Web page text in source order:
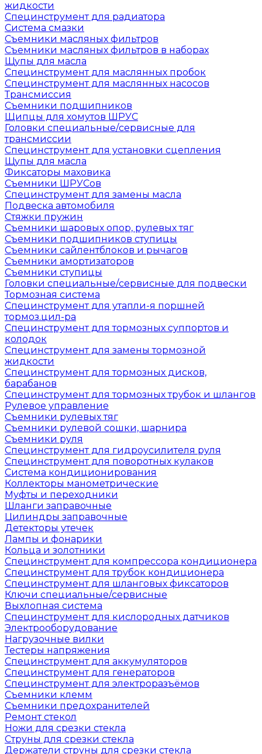
жидкости
Специнструмент для радиатора
Система смазки
Съемники масляных фильтров
Съемники масляных фильтров в наборах
Щупы для масла
Специнструмент для маслянных пробок
Специнструмент для маслянных насосов
Трансмиссия
Съемники подшипников
Щипцы для хомутов ШРУС
Головки специальные/сервисные для
трансмиссии
Специнструмент для установки сцепления
Щупы для масла
Фиксаторы маховика
Съемники ШРУСов
Специнструмент для замены масла
Подвеска автомобиля
Стяжки пружин
Съемники шаровых опор, рулевых тяг
Съемники подшипников ступицы
Съемники сайлентблоков и рычагов
Съемники амортизаторов
Съемники ступицы
Головки специальные/сервисные для подвески
Тормозная система
Специнструмент для утапли-я поршней
тормоз.цил-ра
Специнструмент для тормозных суппортов и
колодок
Специнструмент для замены тормозной
жидкости
Специнструмент для тормозных дисков,
барабанов
Специнструмент для тормозных трубок и шлангов
Рулевое управление
Съемники рулевых тяг
Съемники рулевой сошки, шарнира
Съемники руля
Специнструмент для гидроусилителя руля
Специнструмент для поворотных кулаков
Система кондиционирования
Коллекторы манометрические
Муфты и переходники
Шланги заправочные
Цилиндры заправочные
Детекторы утечек
Лампы и фонарики
Кольца и золотники
Специнструмент для компрессора кондиционера
Специнструмент для трубок кондиционера
Специнструмент для шланговых фиксаторов
Ключи специальные/сервисные
Выхлопная система
Специнструмент для кислородных датчиков
Электрооборудование
Нагрузочные вилки
Тестеры напряжения
Специнструмент для аккумуляторов
Специнструмент для генераторов
Специнструмент для электроразъёмов
Съемники клемм
Съемники предохранителей
Ремонт стекол
Ножи для срезки стекла
Струны для срезки стекла
Держатели струны для срезки стекла